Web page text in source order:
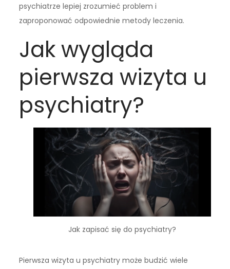
psychiatrze lepiej zrozumieć problem i
zaproponować odpowiednie metody leczenia.
Jak wygląda
pierwsza wizyta u
psychiatry?
Jak zapisać się do psychiatry?
Pierwsza wizyta u psychiatry może budzić wiele